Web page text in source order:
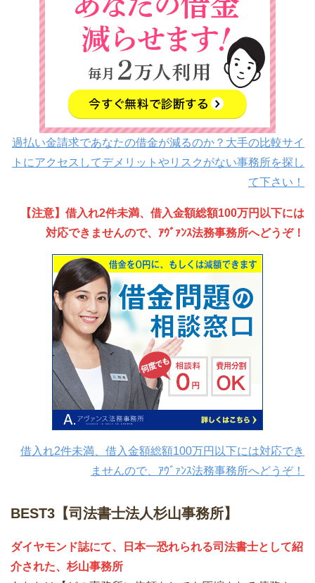
過払い金請求であなたの借金が減るのか？大手の比較サイ
トにアクセスしてデメリットやリスクがない事務所を探し
て下さい！
【注意】借入れ2件未満、借入金額総額100万円以下には
対応できませんので、ｱｳﾞｧﾝｽ法務事務所へどうぞ！
借入れ2件未満、借入金額総額100万円以下には対応でき
ませんので、ｱｳﾞｧﾝｽ法務事務所へどうぞ！
BEST3【司法書士法人杉山事務所】
ダイヤモンド誌にて、日本一恐れられる司法書士として紹
介された、杉山事務所